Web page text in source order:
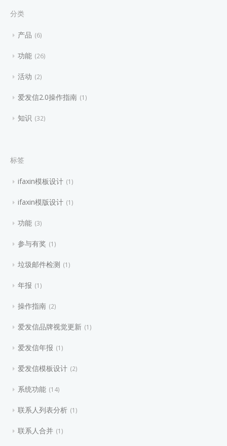
分类
产品 6
功能 26
活动 2
爱发信2.0操作指南 1
知识 32
标签
ifaxin模板设计 1
ifaxin模版设计 1
功能 3
参与有奖 1
垃圾邮件检测 1
年报 1
操作指南 2
爱发信品牌视觉更新 1
爱发信年报 1
爱发信模板设计 2
系统功能 14
联系人列表分析 1
联系人合并 1